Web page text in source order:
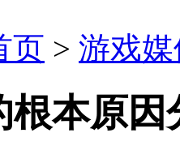
页 > 游戏
根本原因